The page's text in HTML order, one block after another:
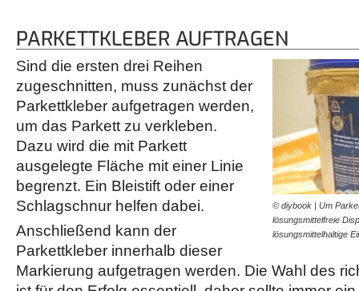
PARKETTKLEBER AUFTRAGEN
© diybook | Um
lösungsmittelfreie
lösungsmittelhaltige
Sind die ersten drei Reihen
zugeschnitten, muss zunächst der
Parkettkleber aufgetragen werden,
um das Parkett zu verkleben.
Dazu wird die mit Parkett
ausgelegte Fläche mit einer Linie
begrenzt. Ein Bleistift oder einer
Schlagschnur helfen dabei.
Anschließend kann der
Parkettkleber innerhalb dieser
Markierung aufgetragen werden. Die Wahl des